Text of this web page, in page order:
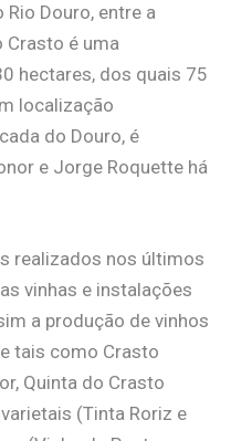
Douro, entre a
Crasto é uma
hectares, dos quais 75
localização
do Douro, é
e Jorge Roquette há
realizados nos últimos
vinhas e instalações
a produção de vinhos
tais como Crasto
Quinta do Crasto
(Tinta Roriz e